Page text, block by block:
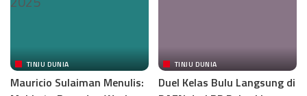
TINJU DUNIA
Mauricio Sulaiman Menulis:
TINJU DUNIA
Duel Kelas Bulu Langsung di